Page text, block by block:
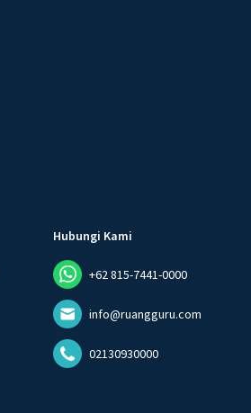
Hubungi Kami
+62 815-7441-0000
info@ruangguru.com
02130930000